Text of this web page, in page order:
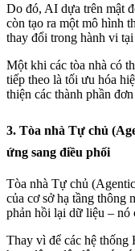
Do đó, AI dựa trên mật
còn tạo ra một mô hình
thay đổi trong hành vi
Một khi các tòa nhà có
tiếp theo là tối ưu hóa
thiện các thành phần
3. Tòa nhà Tự chủ
ứng sang điều phối
Tòa nhà Tự chủ
của cơ sở hạ tầng
phản hồi lại dữ liệu – nó
Thay vì để các hệ thống